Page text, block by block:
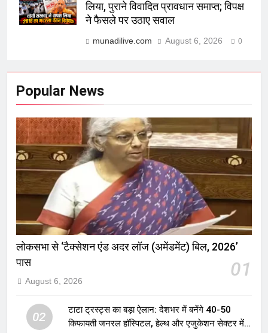
लिया, पुराने विवादित प्रावधान समाप्त; विपक्ष
ने फैसले पर उठाए सवाल
munadilive.com August 6, 2026 0
Popular News
लोकसभा से ‘टैक्सेशन एंड अदर लॉज (अमेंडमेंट) बिल, 2026’
पास
01
August 6, 2026
02
टाटा ट्रस्ट्स का बड़ा ऐलान: देशभर में बनेंगे 40-50
किफायती जनरल हॉस्पिटल, हेल्थ और एजुकेशन सेक्टर में